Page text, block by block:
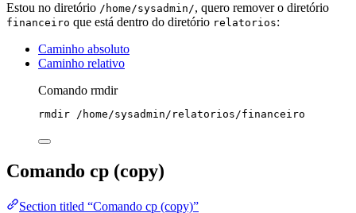
Estou no diretório /home/sysadmin/, quero remover o diretório
financeiro que está dentro do diretório relatorios:
Caminho absoluto
Caminho relativo
Comando rmdir
rmdir /home/sysadmin/relatorios/financeiro
Comando cp (copy)
Section titled “Comando cp (copy)”